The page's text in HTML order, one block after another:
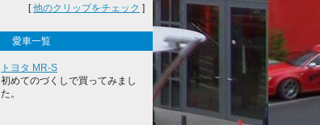
[他のクリップをチェック ]
愛車一覧
トヨタ MR-S
初めてのづくしで買ってみまし
た。